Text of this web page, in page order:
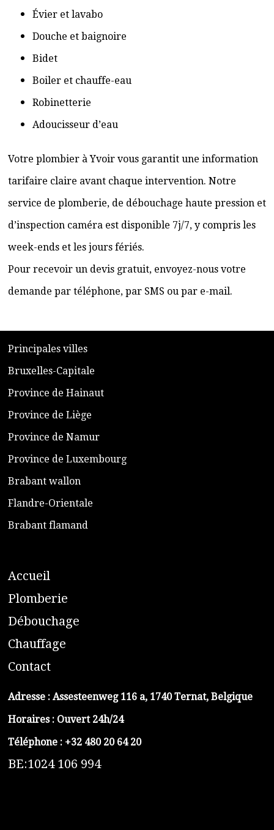
Évier et lavabo
Douche et baignoire
Bidet
Boiler et chauffe-eau
Robinetterie
Adoucisseur d’eau
Votre plombier à Yvoir vous garantit une information
tarifaire claire avant chaque intervention. Notre
service de plomberie, de débouchage haute pression et
d’inspection caméra est disponible 7j/7, y compris les
week-ends et les jours fériés.
Pour recevoir un devis gratuit, envoyez-nous votre
demande par téléphone, par SMS ou par e-mail.
​Principales villes
​Bruxelles-Capitale
​Province de Hainaut
Province de Liège
​Province de Namur
​Province de Luxembourg
​Brabant wallon
​Flandre-Orientale
​Brabant flamand
Accueil
​Plomberie
Débouchage
Chauffage
Contact
Adresse : Assesteenweg 116 a, 1740 Ternat, Belgique
Horaires : Ouvert 24h/24
Téléphone : +32 480 20 64 20
BE:1024 106 994